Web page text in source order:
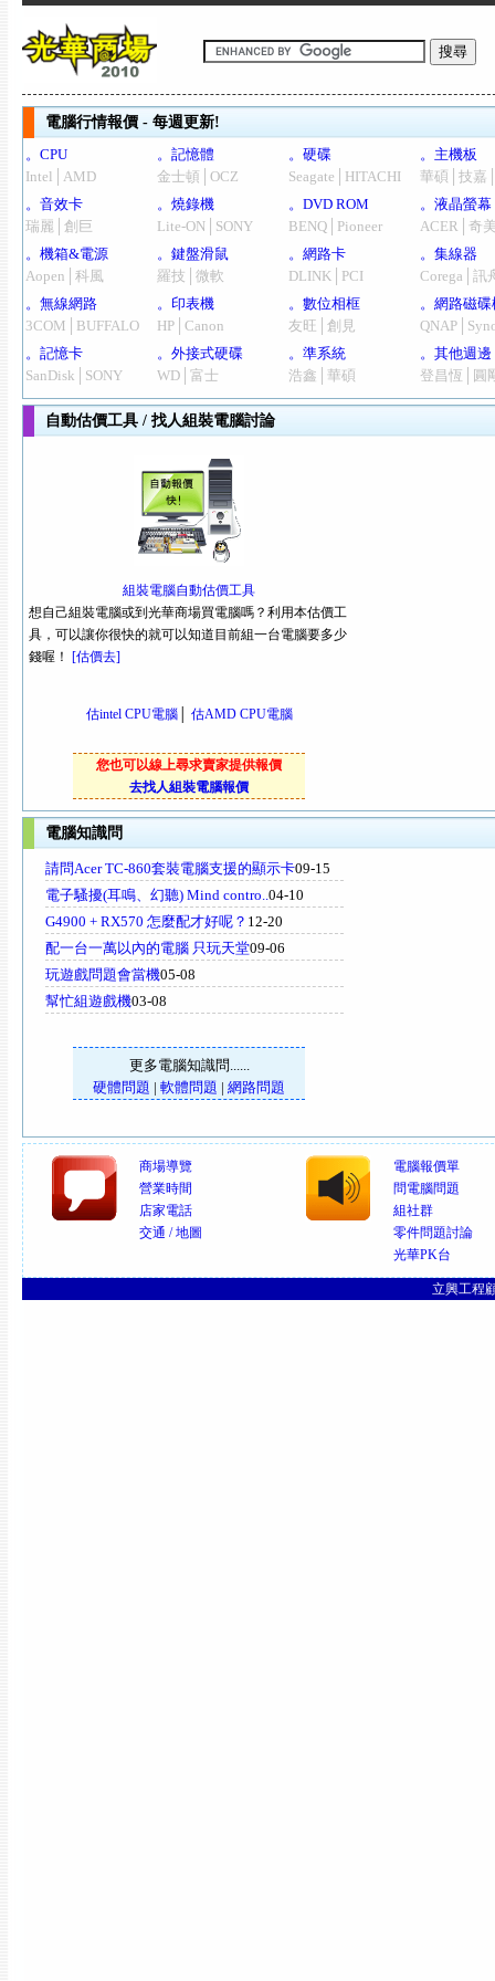
電腦行情報價 - 每週更新!
。CPU
Intel│AMD
。記憶體
金士頓│OCZ
。硬碟
Seagate│HITACHI
。主機板
華碩│技嘉
。音效卡
瑞麗│創巨
。燒錄機
Lite-ON│SONY
。DVD ROM
BENQ│Pioneer
。液晶螢幕
ACER│奇
。機箱&電源
Aopen│科風
。鍵盤滑鼠
羅技│微軟
。網路卡
DLINK│PCI
。集線器
Corega│訊
。無線網路
3COM│BUFFALO
。印表機
HP│Canon
。數位相框
友旺│創見
。網路磁碟
。記憶卡
SanDisk│SONY
。外接式硬碟
WD│富士
。準系統
浩鑫│華碩
。其他週邊
登昌恆│圓
自動估價工具 / 找人組裝電腦討論
組裝電腦自動估價工具
想自己組裝電腦或到光華商場買電腦嗎？利用本估價工
具，可以讓你很快的就可以知道目前組一台電腦要多少
錢喔！ [估價去]
估intel CPU電腦│ 估AMD CPU電腦
您也可以線上尋求賣家提供報價
去找人組裝電腦報價
電腦知識問
請問Acer TC-860套裝電腦支援的顯示卡09-15
電子騷擾(耳鳴、幻聽) Mind contro..04-10
G4900 + RX570 怎麼配才好呢？ 12-20
配一台一萬以內的電腦 只玩天堂09-06
玩遊戲問題會當機05-08
幫忙組遊戲機03-08
更多電腦知識問......
硬體問題 | 軟體問題 | 網路問題
商場導覽
營業時間
店家電話
交通 / 地圖
電腦報價單
問電腦問題
組社群
零件問題討論
光華PK台
立興工程